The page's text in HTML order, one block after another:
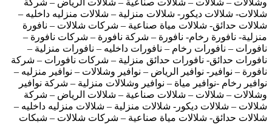
وشلالات – شلالات – شلالات صناعية – شلالات الرياض – شركة
شلالات- شلالات ديكور- شلالات منزلية – شلالات منزليه داخليه –
شلالات حدائق- شلالات مياة صناعية – شركات شلالات – نافورة
منزلية- نافورة رخام- نافورة – شركة نافورة – شركات نافورة –
نافورات – نافورات رخام – نافورات داخليه – نافورات منزلية –
نافورات حدائق- نافورات حدائق منزلية – شركات نافورات – شركة
نافورة – نوافير- نوافير الرياض – نوافير وشلالات – نوافير منزليه –
نوافير رخام -نوافير مياة – نوافير وشلالات منزلية – شركة نوافير
وشلالات – شلالات – شلالات صناعية – شلالات الرياض – شركة
شلالات – شلالات ديكور- شلالات منزلية – شلالات منزليه داخليه –
شلالات حدائق- شلالات مياة صناعية – شركات شلالات – شبكات